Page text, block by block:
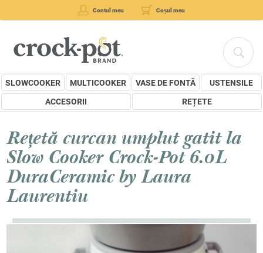
Contul meu Coșul meu
SLOWCOOKER MULTICOOKER VASE DE FONTĂ
USTENSILE
ACCESORII
REȚETE
Rețetă curcan umplut gatit la
Slow Cooker Crock-Pot 6.0L
DuraCeramic by Laura
Laurentiu